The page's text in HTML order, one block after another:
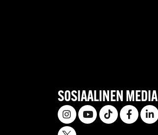
SOSIAALINEN MEDIA